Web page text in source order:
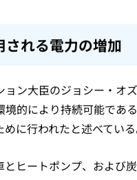
れる電力の増加
ン大臣のジョシー・オ
的により持続可能であ
に行われたと述べている
ヒートポンプ、および